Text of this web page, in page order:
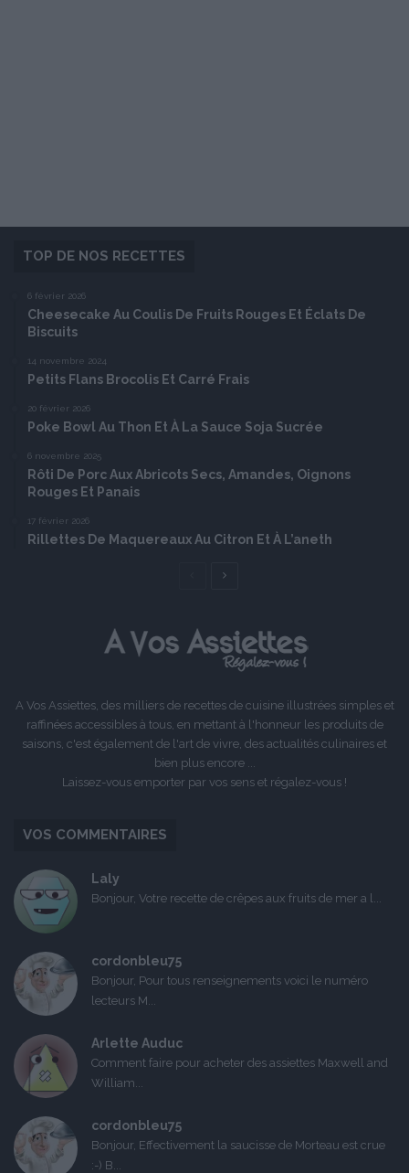
TOP DE NOS RECETTES
6 février 2026
Cheesecake Au Coulis De Fruits Rouges Et Éclats De
Biscuits
14 novembre 2024
Petits Flans Brocolis Et Carré Frais
20 février 2026
Poke Bowl Au Thon Et À La Sauce Soja Sucrée
6 novembre 2025
Rôti De Porc Aux Abricots Secs, Amandes, Oignons
Rouges Et Panais
17 février 2026
Rillettes De Maquereaux Au Citron Et À L’aneth
Page
A Vos Assiettes, des milliers de recettes de cuisine illustrées simples et
raffinées accessibles à tous, en mettant à l'honneur les produits de
saisons, c'est également de l'art de vivre, des actualités culinaires et
bien plus encore ...
Laissez-vous emporter par vos sens et régalez-vous !
VOS COMMENTAIRES
Laly
Bonjour, Votre recette de crêpes aux fruits de mer a l...
cordonbleu75
Bonjour, Pour tous renseignements voici le numéro
lecteurs M...
Arlette Auduc
Comment faire pour acheter des assiettes Maxwell and
William...
cordonbleu75
Bonjour, Effectivement la saucisse de Morteau est crue
:-) B...